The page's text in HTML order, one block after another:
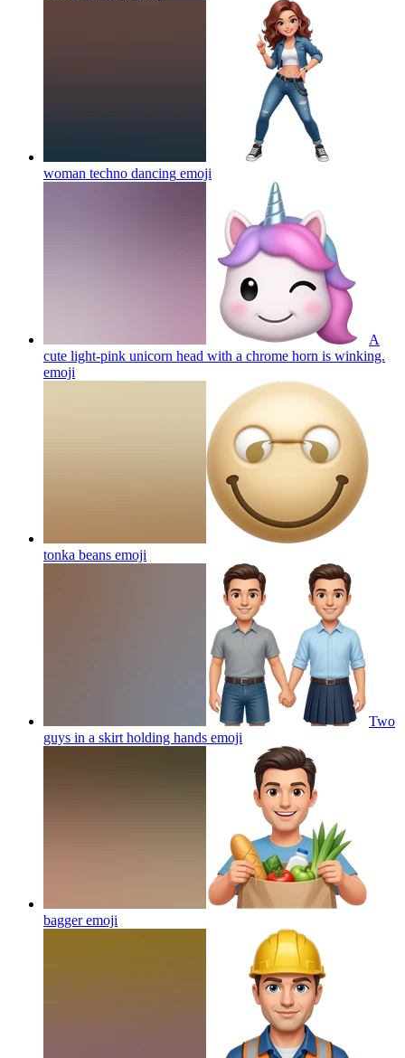
woman techno dancing emoji
A
cute light-pink unicorn head with a chrome horn is winking.
emoji
tonka beans emoji
Two
guys in a skirt holding hands emoji
baggeremoji